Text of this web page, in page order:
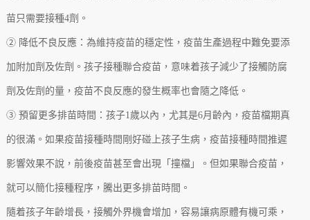
苗只需要接種4劑。
② 降低不良反應：為維持疫苗的穩定性，疫苗生產過程中難免要添
加附加劑及佐劑。孩子接種聯合疫苗，意味着孩子減少了接觸防腐
劑及佐劑的量，疫苗不良反應的發生概率也會隨之降低。
③ 預留更多排苗時間：孩子1歲以內，尤其是6月齡內，疫苗檔期真
的很滿。如果疫苗接種時間剛好碰上孩子生病，疫苗接種時間推遲
影響效果不說，前後疫苗甚至會出現「撞檔」。但如果聯合疫苗，
就可以簡化接種程序，騰出更多排苗時間。
隨着孩子年齡增長，接觸外界機會增加，容易讓病原體有機可乘，